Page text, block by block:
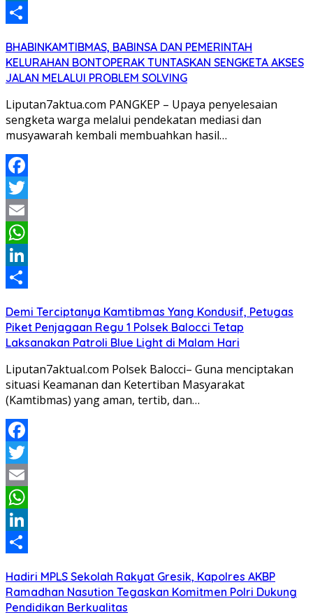
LinkedIn
BHABINKAMTIBMAS, BABINSA DAN PEMERINTAH
KELURAHAN BONTOPERAK TUNTASKAN SENGKETA AKSES
JALAN MELALUI PROBLEM SOLVING
Liputan7aktua.com PANGKEP – Upaya penyelesaian
sengketa warga melalui pendekatan mediasi dan
musyawarah kembali membuahkan hasil…
Facebook
Twitter
Email
WhatsApp
LinkedIn
Demi Terciptanya Kamtibmas Yang Kondusif, Petugas
Piket Penjagaan Regu 1 Polsek Balocci Tetap
Laksanakan Patroli Blue Light di Malam Hari
Liputan7aktual.com Polsek Balocci– Guna menciptakan
situasi Keamanan dan Ketertiban Masyarakat
(Kamtibmas) yang aman, tertib, dan…
Facebook
Twitter
Email
WhatsApp
LinkedIn
Hadiri MPLS Sekolah Rakyat Gresik, Kapolres AKBP
Ramadhan Nasution Tegaskan Komitmen Polri Dukung
Pendidikan Berkualitas